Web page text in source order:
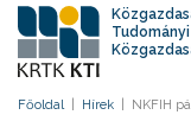
Főoldal Hírek NKFIH